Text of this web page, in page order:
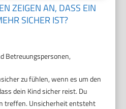
ZEIGEN AN, DASS EIN
SICHER IST?
Betreuungspersonen,
zu fühlen, wenn es um den
dein Kind sicher reist. Du
treffen. Unsicherheit entsteht